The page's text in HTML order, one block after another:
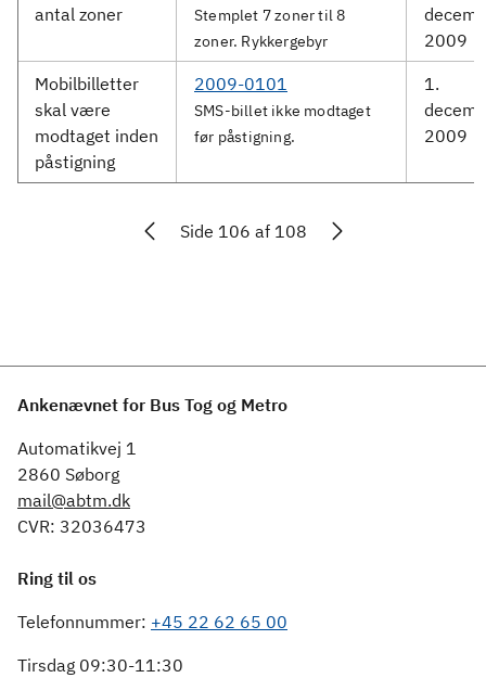
antal zoner
Stemplet 7 zoner til 8
zoner. Rykkergebyr
2009
Mobilbilletter
skal være
modtaget inden
påstigning
2009-0101
SMS-billet ikke modtaget
før påstigning.
1.
2009
Side 106 af 108
Ankenævnet for Bus Tog og Metro
Automatikvej 1
2860 Søborg
mail@abtm.dk
CVR: 32036473
Ring til os
Telefonnummer: +45 22 62 65 00
Tirsdag 09:30-11:30